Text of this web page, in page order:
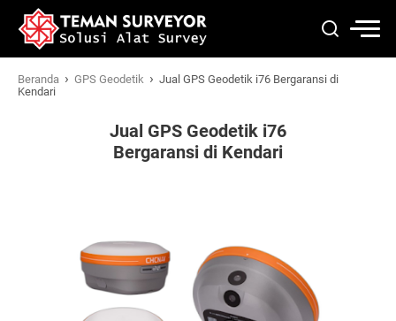
Beranda › GPS Geodetik › Jual GPS Geodetik i76 Bergaransi di
Kendari
Jual GPS Geodetik i76
Bergaransi di Kendari